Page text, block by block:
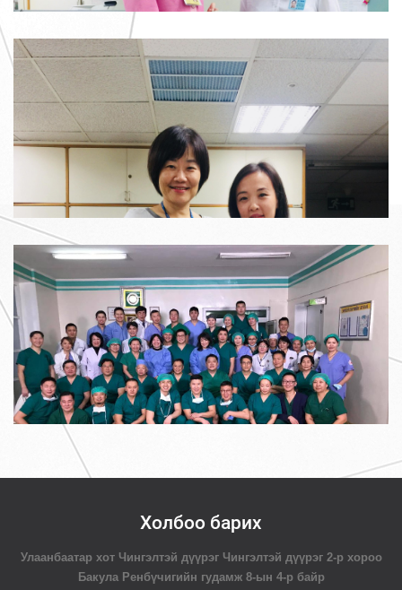
Холбоо барих
Улаанбаатар хот Чингэлтэй дүүрэг Чингэлтэй дүүрэг 2-р хороо
Бакула Ренбүчигийн гудамж 8-ын 4-р байр